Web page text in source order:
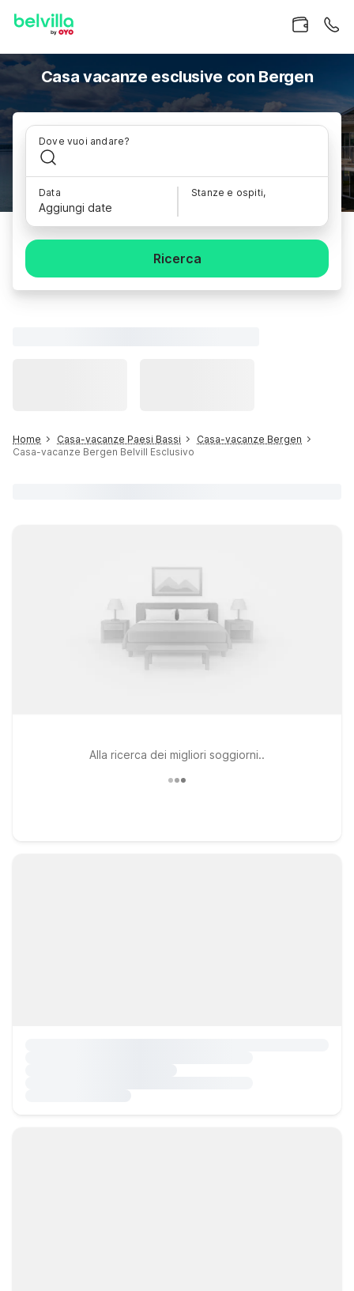
Casa vacanze esclusive con Bergen
Dove vuoi andare?
Data
Aggiungi date
Stanze e ospiti,
Ricerca
Home Casa-vacanze Paesi Bassi
Casa-vacanze Bergen
Casa-vacanze Bergen Belvill Esclusivo
Alla ricerca dei migliori soggiorni..